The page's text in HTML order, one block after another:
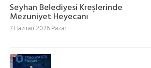
Seyhan Belediyesi Kreşlerinde
Mezuniyet Heyecanı
7 Haziran 2026 Pazar